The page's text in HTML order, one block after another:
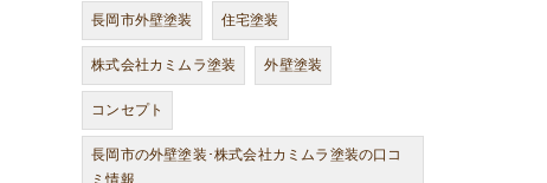
長岡市外壁塗装
住宅塗装
株式会社カミムラ塗装
外壁塗装
コンセプト
長岡市の外壁塗装･株式会社カミムラ塗装の口コ